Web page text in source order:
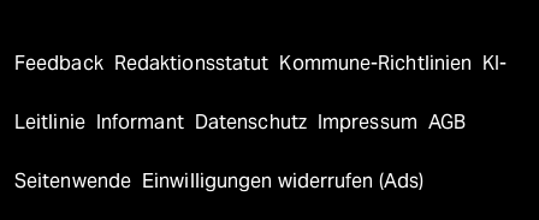
Feedback Redaktionsstatut Kommune-Richtlinien KI-
Leitlinie Informant Datenschutz Impressum AGB
Seitenwende Einwilligungen widerrufen (Ads)